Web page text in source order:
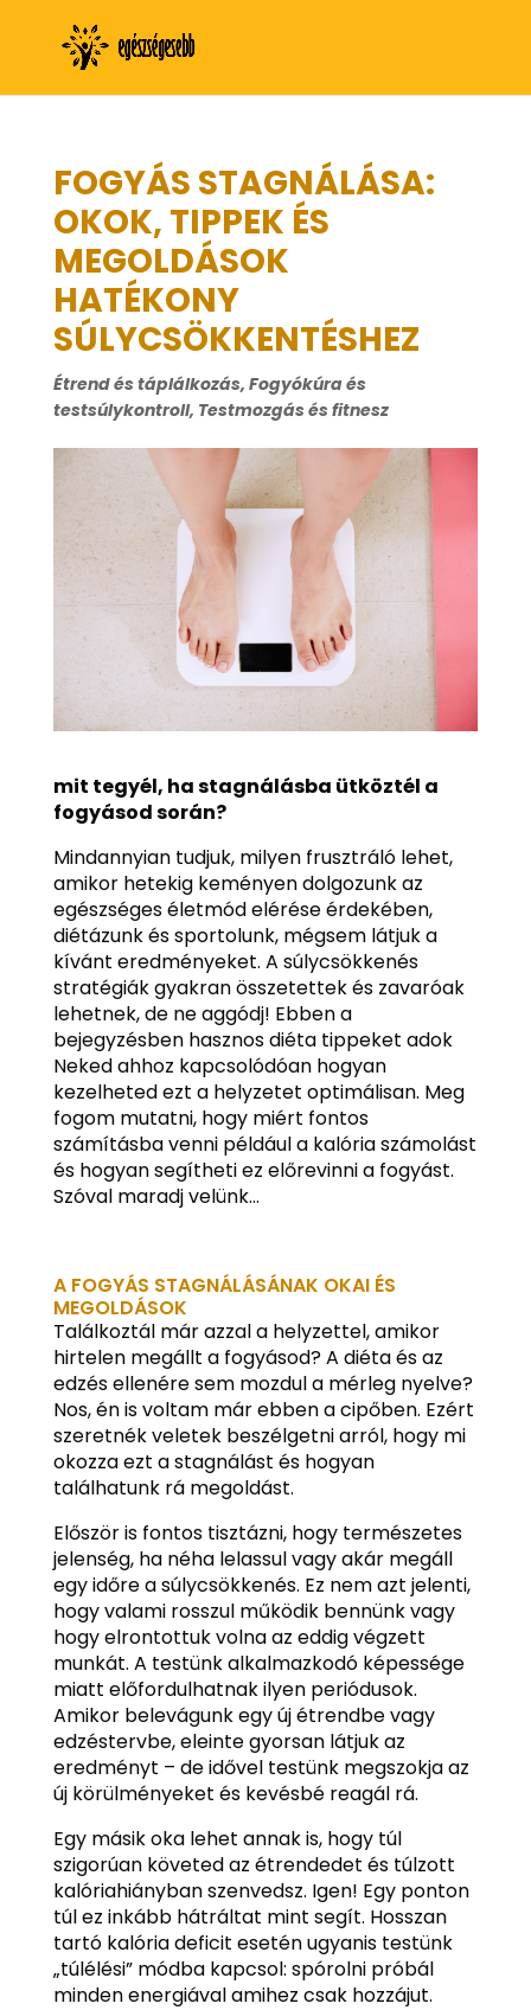
FOGYÁS STAGNÁLÁSA:
OKOK, TIPPEK ÉS
MEGOLDÁSOK
HATÉKONY
SÚLYCSÖKKENTÉSHEZ
Étrend és táplálkozás, Fogyókúra és
testsúlykontroll, Testmozgás és fitnesz
mit tegyél, ha stagnálásba ütköztél a
fogyásod során?
Mindannyian tudjuk, milyen frusztráló lehet,
amikor hetekig keményen dolgozunk az
egészséges életmód elérése érdekében,
diétázunk és sportolunk, mégsem látjuk a
kívánt eredményeket. A súlycsökkenés
stratégiák gyakran összetettek és zavaróak
lehetnek, de ne aggódj! Ebben a
bejegyzésben hasznos diéta tippeket adok
Neked ahhoz kapcsolódóan hogyan
kezelheted ezt a helyzetet optimálisan. Meg
fogom mutatni, hogy miért fontos
számításba venni például a kalória számolást
és hogyan segítheti ez előrevinni a fogyást.
Szóval maradj velünk…
A FOGYÁS STAGNÁLÁSÁNAK OKAI ÉS
MEGOLDÁSOK
Találkoztál már azzal a helyzettel, amikor
hirtelen megállt a fogyásod? A diéta és az
edzés ellenére sem mozdul a mérleg nyelve?
Nos, én is voltam már ebben a cipőben. Ezért
szeretnék veletek beszélgetni arról, hogy mi
okozza ezt a stagnálást és hogyan
találhatunk rá megoldást.
Először is fontos tisztázni, hogy természetes
jelenség, ha néha lelassul vagy akár megáll
egy időre a súlycsökkenés. Ez nem azt jelenti,
hogy valami rosszul működik bennünk vagy
hogy elrontottuk volna az eddig végzett
munkát. A testünk alkalmazkodó képessége
miatt előfordulhatnak ilyen periódusok.
Amikor belevágunk egy új étrendbe vagy
edzéstervbe, eleinte gyorsan látjuk az
eredményt – de idővel testünk megszokja az
új körülményeket és kevésbé reagál rá.
Egy másik oka lehet annak is, hogy túl
szigorúan követed az étrendedet és túlzott
kalóriahiányban szenvedsz. Igen! Egy ponton
túl ez inkább hátráltat mint segít. Hosszan
tartó kalória deficit esetén ugyanis testünk
„túlélési” módba kapcsol: spórolni próbál
minden energiával amihez csak hozzájut.